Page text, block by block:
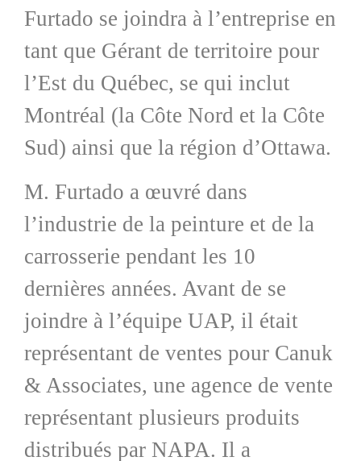
Furtado se joindra à l’entreprise en
tant que Gérant de territoire pour
l’Est du Québec, se qui inclut
Montréal (la Côte Nord et la Côte
Sud) ainsi que la région d’Ottawa.
M. Furtado a œuvré dans
l’industrie de la peinture et de la
carrosserie pendant les 10
dernières années. Avant de se
joindre à l’équipe UAP, il était
représentant de ventes pour Canuk
& Associates, une agence de vente
représentant plusieurs produits
distribués par NAPA. Il a